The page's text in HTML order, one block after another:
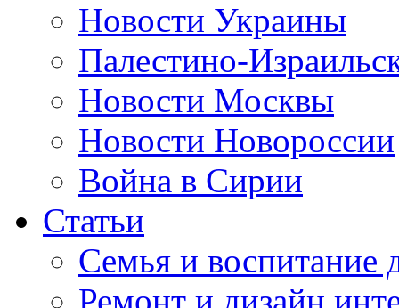
Новости Украины
Палестино-
Новости Москвы
Новости Новороссии
Война в Сирии
Статьи
Семья и воспитание